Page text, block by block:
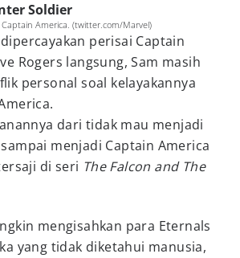
Soldier
Captain America. (twitter.com/Marvel)
perisai Captain
Rogers langsung, Sam masih
personal soal kelayakannya
dari tidak mau menjadi
menjadi Captain America
di seri The Falcon and The
mengisahkan para Eternals
yang tidak diketahui manusia,